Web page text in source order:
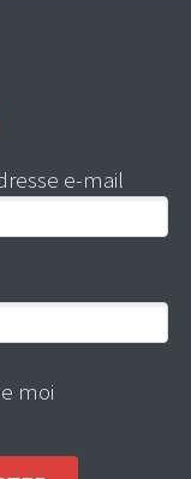
e-mail
moi